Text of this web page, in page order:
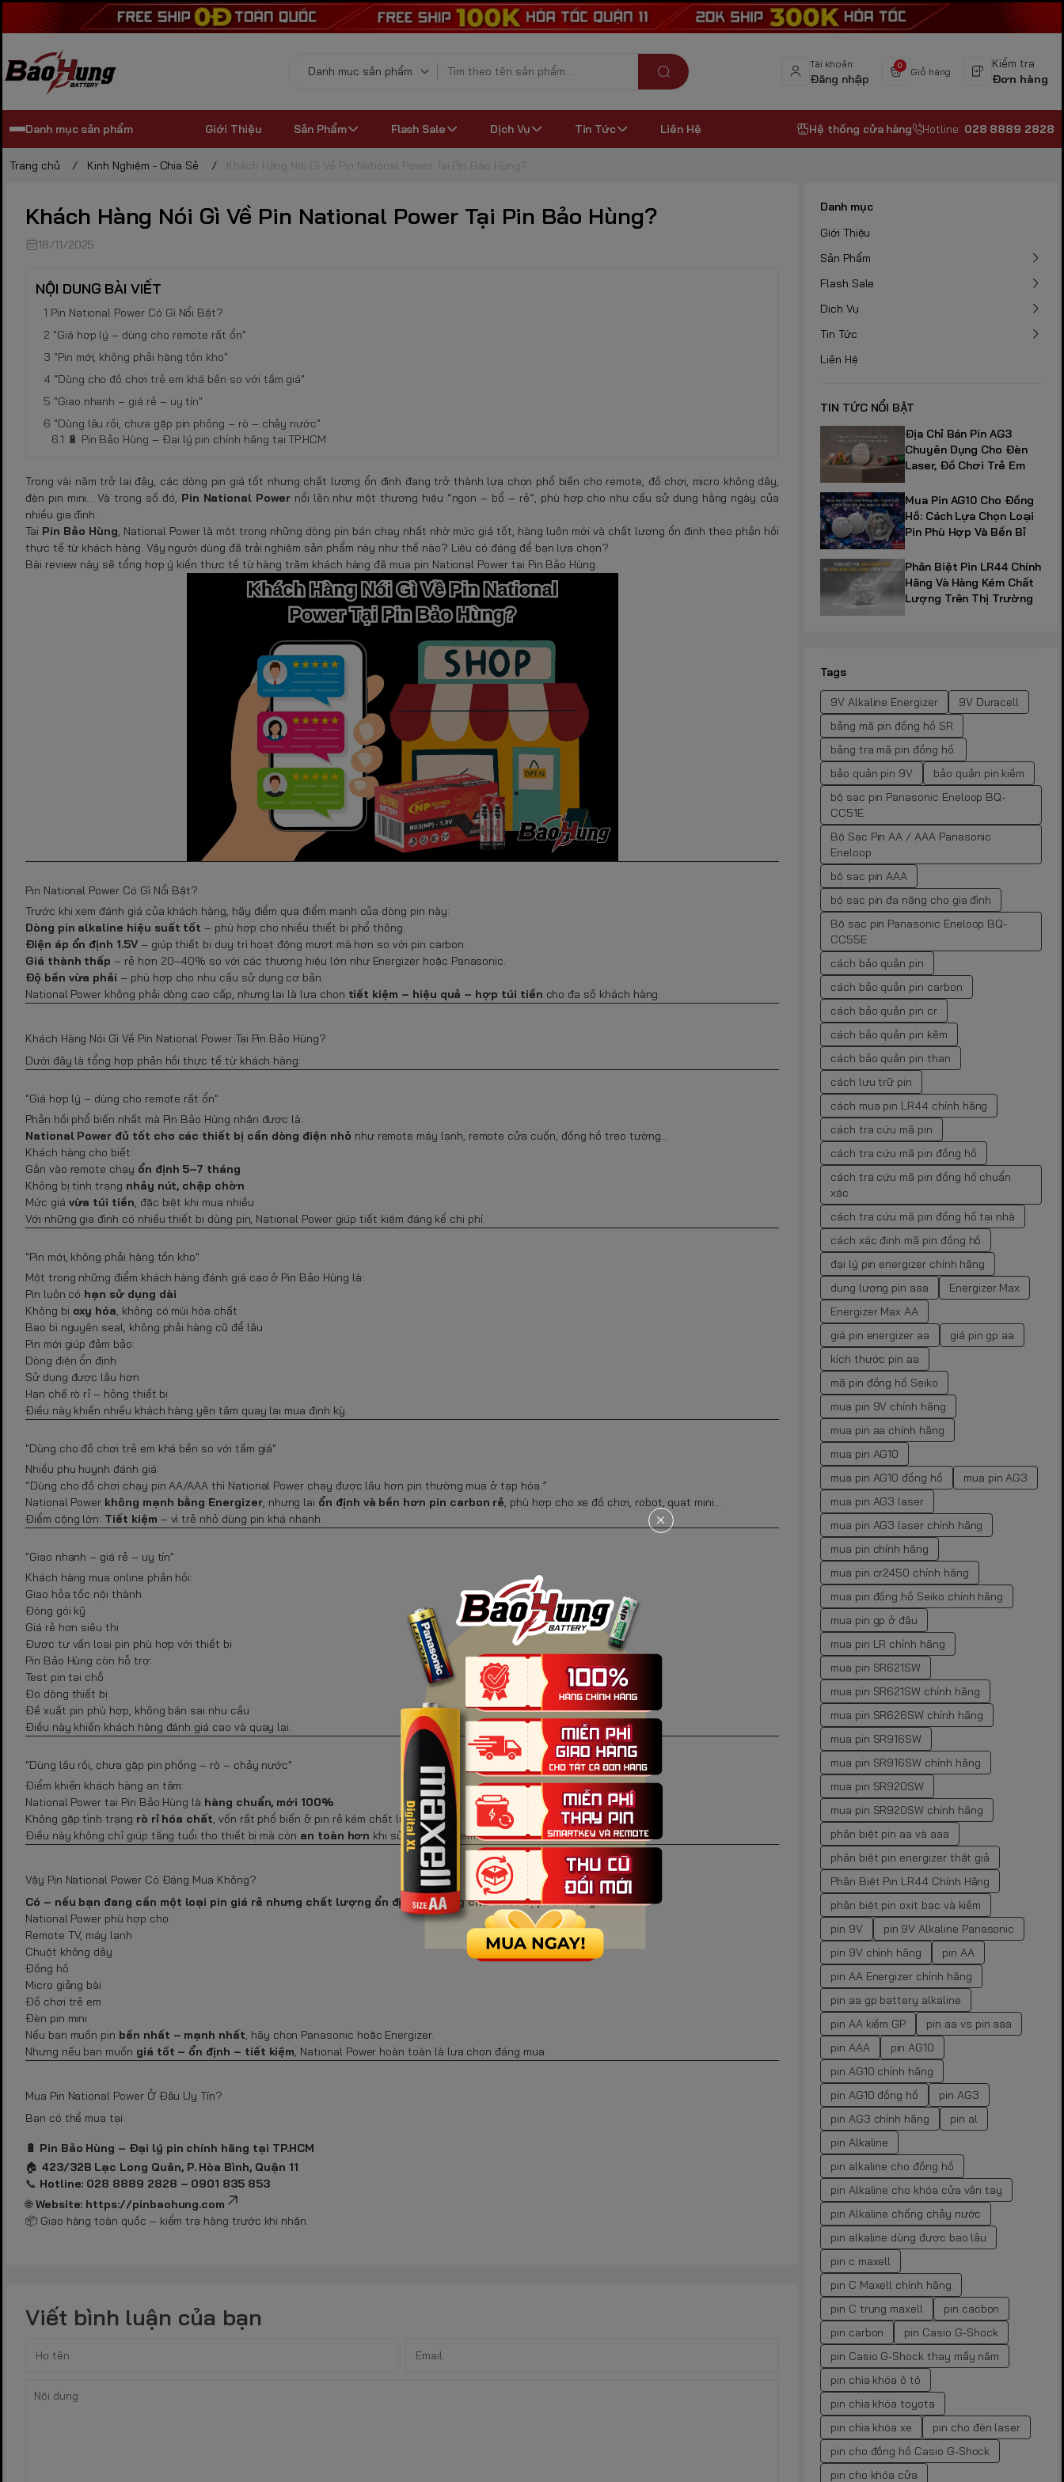
Tài khoản
Đăng nhập
0
Giỏ hàng
Kiểm tra
Đơn hàng
Danh mục sản phẩm Giới Thiệu Sản Phẩm Flash Sale Dịch Vụ Tin Tức Liên Hệ Hệ thống cửa hàng Hotline: 028 8889 2828
Trang chủ / Kinh Nghiệm - Chia Sẻ / Khách Hàng Nói Gì Về Pin National Power Tại Pin Bảo Hùng?
Khách Hàng Nói Gì Về Pin National Power Tại Pin Bảo Hùng?
18/11/2025
NỘI DUNG BÀI VIẾT
Pin National Power Có Gì Nổi Bật?
"Giá hợp lý – dùng cho remote rất ổn"
"Pin mới, không phải hàng tồn kho"
"Dùng cho đồ chơi trẻ em khá bền so với tầm giá"
"Giao nhanh – giá rẻ – uy tín"
"Dùng lâu rồi, chưa gặp pin phồng – rò – chảy nước"
🔋 Pin Bảo Hùng – Đại lý pin chính hãng tại TP.HCM
Trong vài năm trở lại đây, các dòng pin giá tốt nhưng chất lượng ổn định đang trở thành lựa chọn phổ biến cho remote, đồ chơi, micro không dây,
đèn pin mini… Và trong số đó, Pin National Powernổi lên như một thương hiệu “ngon – bổ – rẻ”, phù hợp cho nhu cầu sử dụng hằng ngày của
nhiều gia đình.
Tại Pin Bảo Hùng, National Power là một trong những dòng pin bán chạy nhất nhờ mức giá tốt, hàng luôn mới và chất lượng ổn định theo phản hồi
thực tế từ khách hàng. Vậy người dùng đã trải nghiệm sản phẩm này như thế nào? Liệu có đáng để bạn lựa chọn?
Bài review này sẽ tổng hợp ý kiến thực tế từ hàng trăm khách hàng đã mua pin National Power tại Pin Bảo Hùng.
Pin National Power Có Gì Nổi Bật?
Trước khi xem đánh giá của khách hàng, hãy điểm qua điểm mạnh của dòng pin này:
Dòng pin alkaline hiệu suất tốt – phù hợp cho nhiều thiết bị phổ thông.
Điện áp ổn định 1.5V– giúp thiết bị duy trì hoạt động mượt mà hơn so với pin carbon.
Giá thành thấp – rẻ hơn 20–40% so với các thương hiệu lớn như Energizer hoặc Panasonic.
Độ bền vừa phải – phù hợp cho nhu cầu sử dụng cơ bản.
National Power không phải dòng cao cấp, nhưng lại là lựa chọn tiết kiệm – hiệu quả – hợp túi tiền cho đa số khách hàng.
Khách Hàng Nói Gì Về Pin National Power Tại Pin Bảo Hùng?
Dưới đây là tổng hợp phản hồi thực tế từ khách hàng:
"Giá hợp lý – dùng cho remote rất ổn"
Phản hồi phổ biến nhất mà Pin Bảo Hùng nhận được là:
National Power đủ tốt cho các thiết bị cần dòng điện nhỏ như remote máy lạnh, remote cửa cuốn, đồng hồ treo tường…
Khách hàng cho biết:
Gắn vào remote chạy ổn định 5–7 tháng
Không bị tình trạng nhảy nút, chập chờn
Mức giá vừa túi tiền , đặc biệt khi mua nhiều
Với những gia đình có nhiều thiết bị dùng pin, National Power giúp tiết kiệm đáng kể chi phí.
"Pin mới, không phải hàng tồn kho"
Một trong những điểm khách hàng đánh giá cao ở Pin Bảo Hùng là:
Pin luôn có hạn sử dụng dài
Không bị oxy hóa , không có mùi hóa chất
Bao bì nguyên seal, không phải hàng cũ để lâu
Pin mới giúp đảm bảo:
Dòng điện ổn định
Sử dụng được lâu hơn
Hạn chế rò rỉ – hỏng thiết bị
Điều này khiến nhiều khách hàng yên tâm quay lại mua định kỳ.
"Dùng cho đồ chơi trẻ em khá bền so với tầm giá"
Nhiều phụ huynh đánh giá:
“Dùng cho đồ chơi chạy pin AA/AAA thì National Power chạy được lâu hơn pin thường mua ở tạp hóa.”
National Power không mạnh bằng Energizer, nhưng lại ổn định và bền hơn pin carbon rẻ , phù hợp cho xe đồ chơi, robot, quạt mini…
Điểm cộng lớn: Tiết kiệm – vì trẻ nhỏ dùng pin khá nhanh.
"Giao nhanh – giá rẻ – uy tín"
Khách hàng mua online phản hồi:
Giao hỏa tốc nội thành
Đóng gói kỹ
Giá rẻ hơn siêu thị
Được tư vấn loại pin phù hợp với thiết bị
Pin Bảo Hùng còn hỗ trợ:
Test pin tại chỗ
Đo dòng thiết bị
Đề xuất pin phù hợp, không bán sai nhu cầu
Điều này khiến khách hàng đánh giá cao và quay lại.
"Dùng lâu rồi, chưa gặp pin phồng – rò – chảy nước"
Điểm khiến khách hàng an tâm:
National Power tại Pin Bảo Hùng là hàng chuẩn, mới 100%
Không gặp tình trạng rò rỉ hóa chất , vốn rất phổ biến ở pin rẻ kém chất lượng
Điều này không chỉ giúp tăng tuổi thọ thiết bị mà còn an toàn hơn khi sử dụng cho remote và đồ chơi trẻ em.
Vậy Pin National Power Có Đáng Mua Không?
Có – nếu bạn đang cần một loại pin giá rẻ nhưng chất lượng ổn định để dùng cho thiết bị phổ thông.
National Power phù hợp cho:
Remote TV, máy lạnh
Chuột không dây
Đồng hồ
Micro giảng bài
Đồ chơi trẻ em
Đèn pin mini
Nếu bạn muốn pin bền nhất – mạnh nhất , hãy chọn Panasonic hoặc Energizer.
Nhưng nếu bạn muốn giá tốt – ổn định – tiết kiệm , National Power hoàn toàn là lựa chọn đáng mua.
Mua Pin National Power Ở Đâu Uy Tín?
Bạn có thể mua tại:
🔋 Pin Bảo Hùng – Đại lý pin chính hãng tại TP.HCM
🏠 423/32B Lạc Long Quân, P. Hòa Bình, Quận 11
📞 Hotline: 028 8889 2828 – 0901 835 853
🌐Website: https://pinbaohung.com
📦 Giao hàng toàn quốc – kiểm tra hàng trước khi nhận.
Viết bình luận của bạn
Danh mục
Giới Thiệu
Sản Phẩm
Flash Sale
Dịch Vụ
Tin Tức
Liên Hệ
TIN TỨC NỔI BẬT
Địa Chỉ Bán Pin AG3
Chuyên Dụng Cho Đèn
Laser, Đồ Chơi Trẻ Em
Mua Pin AG10 Cho Đồng
Hồ: Cách Lựa Chọn Loại
Pin Phù Hợp Và Bền Bỉ
Phân Biệt Pin LR44 Chính
Hãng Và Hàng Kém Chất
Lượng Trên Thị Trường
Tags
9V Alkaline Energizer
9V Duracell
bảng mã pin đồng hồ SR
bảng tra mã pin đồng hồ.
bảo quản pin 9V
bảo quản pin kiềm
bộ sạc pin Panasonic Eneloop BQ-
CC51E
Bộ Sạc Pin AA / AAA Panasonic
Eneloop
bộ sạc pin AAA
bộ sạc pin đa năng cho gia đình
Bộ sạc pin Panasonic Eneloop BQ-
CC55E
cách bảo quản pin
cách bảo quản pin carbon
cách bảo quản pin cr
cách bảo quản pin kẽm
cách bảo quản pin than
cách lưu trữ pin
cách mua pin LR44 chính hãng
cách tra cứu mã pin
cách tra cứu mã pin đồng hồ
cách tra cứu mã pin đồng hồ chuẩn
xác
cách tra cứu mã pin đồng hồ tại nhà
cách xác định mã pin đồng hồ
đại lý pin energizer chính hãng
dung lượng pin aaa
Energizer Max
Energizer Max AA
giá pin energizer aa
giá pin gp aa
kích thước pin aa
mã pin đồng hồ Seiko
mua pin 9V chính hãng
mua pin aa chính hãng
mua pin AG10
mua pin AG10 đồng hồ
mua pin AG3
mua pin AG3 laser
mua pin AG3 laser chính hãng
mua pin chính hãng
mua pin cr2450 chính hãng
mua pin đồng hồ Seiko chính hãng
mua pin gp ở đâu
mua pin LR chính hãng
mua pin SR621SW
mua pin SR621SW chính hãng
mua pin SR626SW chính hãng
mua pin SR916SW
mua pin SR916SW chính hãng
mua pin SR920SW
mua pin SR920SW chính hãng
phân biệt pin aa và aaa
phân biệt pin energizer thật giả
Phân Biệt Pin LR44 Chính Hãng
phân biệt pin oxit bạc và kiềm
pin 9V
pin 9V Alkaline Panasonic
pin 9V chính hãng
pin AA
pin AA Energizer chính hãng
pin aa gp battery alkaline
pin AA kiềm GP
pin aa vs pin aaa
pin AAA
pin AG10
pin AG10 chính hãng
pin AG10 đồng hồ
pin AG3
pin AG3 chính hãng
pin al
pin Alkaline
pin alkaline cho đồng hồ
pin Alkaline cho khóa cửa vân tay
pin Alkaline chống chảy nước
pin alkaline dùng được bao lâu
pin c maxell
pin C Maxell chính hãng
pin C trung maxell
pin cacbon
pin carbon
pin Casio G-Shock
pin Casio G-Shock thay mấy năm
pin chìa khóa ô tô
pin chìa khóa toyota
pin chìa khóa xe
pin cho đèn laser
pin cho đồng hồ Casio G-Shock
pin cho khóa cửa